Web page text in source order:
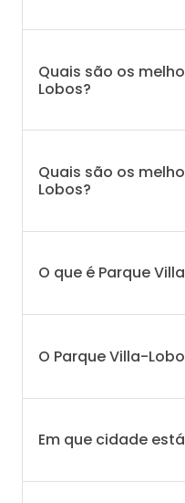
Quais são os
Lobos?
Quais são os
Lobos?
O que é Parque
O Parque Villa-
Em que cidade